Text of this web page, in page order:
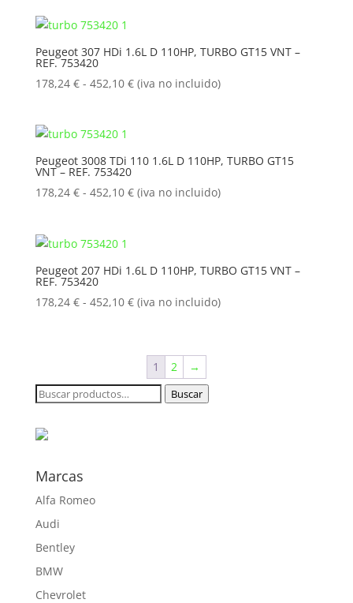
178,24 €
452,10 €
Peugeot 307 HDi 1.6L D 110HP, TURBO GT15 VNT –
REF. 753420
178,24 € - 452,10 €Rango
178,24 €
452,10 €
(iva no incluido)
Peugeot 3008 TDi 110 1.6L D 110HP, TURBO GT15
VNT – REF. 753420
178,24 € - 452,10 €Rango
178,24 €
452,10 €
(iva no incluido)
Peugeot 207 HDi 1.6L D 110HP, TURBO GT15 VNT –
REF. 753420
178,24 € - 452,10 €Rango
desde
178,24 €
(iva no incluido)
1 2
→
Buscar
Buscar
Marcas
Alfa Romeo
Audi
Bentley
BMW
Chevrolet